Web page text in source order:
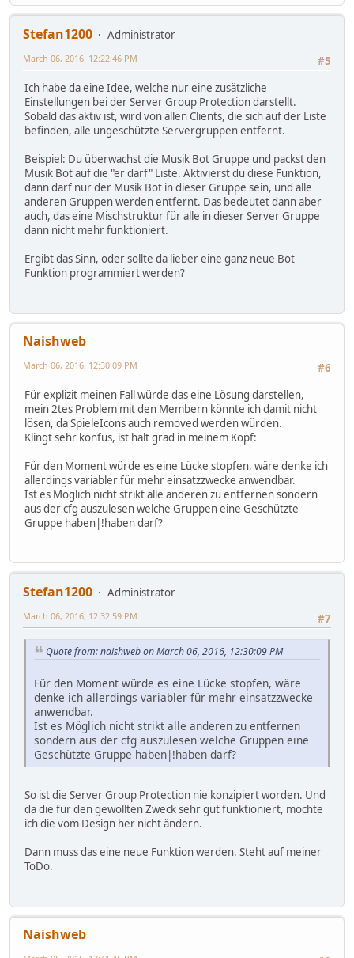
Stefan1200
Administrator
#5
March 06, 2016, 12:22:46 PM
Ich habe da eine Idee, welche nur eine zusätzliche
Einstellungen bei der Server Group Protection darstellt.
Sobald das aktiv ist, wird von allen Clients, die sich auf der Liste
befinden, alle ungeschützte Servergruppen entfernt.
Beispiel: Du überwachst die Musik Bot Gruppe und packst den
Musik Bot auf die "er darf" Liste. Aktivierst du diese Funktion,
dann darf nur der Musik Bot in dieser Gruppe sein, und alle
anderen Gruppen werden entfernt. Das bedeutet dann aber
auch, das eine Mischstruktur für alle in dieser Server Gruppe
dann nicht mehr funktioniert.
Ergibt das Sinn, oder sollte da lieber eine ganz neue Bot
Funktion programmiert werden?
Naishweb
#6
March 06, 2016, 12:30:09 PM
Für explizit meinen Fall würde das eine Lösung darstellen,
mein 2tes Problem mit den Membern könnte ich damit nicht
lösen, da SpieleIcons auch removed werden würden.
Klingt sehr konfus, ist halt grad in meinem Kopf:
Für den Moment würde es eine Lücke stopfen, wäre denke ich
allerdings variabler für mehr einsatzzwecke anwendbar.
Ist es Möglich nicht strikt alle anderen zu entfernen sondern
aus der cfg auszulesen welche Gruppen eine Geschützte
Gruppe haben|!haben darf?
Stefan1200
Administrator
#7
March 06, 2016, 12:32:59 PM
Quote from: naishweb on March 06, 2016, 12:30:09 PM
Für den Moment würde es eine Lücke stopfen, wäre
denke ich allerdings variabler für mehr einsatzzwecke
anwendbar.
Ist es Möglich nicht strikt alle anderen zu entfernen
sondern aus der cfg auszulesen welche Gruppen eine
Geschützte Gruppe haben|!haben darf?
So ist die Server Group Protection nie konzipiert worden. Und
da die für den gewollten Zweck sehr gut funktioniert, möchte
ich die vom Design her nicht ändern.
Dann muss das eine neue Funktion werden. Steht auf meiner
ToDo.
Naishweb